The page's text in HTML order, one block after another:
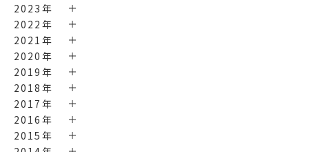
2023年
2022年
2021年
2020年
2019年
2018年
2017年
2016年
2015年